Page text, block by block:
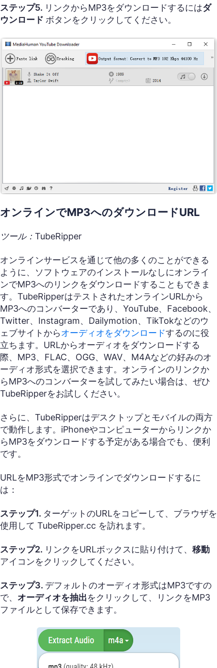
ステップ5. リンクからMP3をダウンロードするにはダ
ウンロード ボタンをクリックしてください。
オンラインでMP3へのダウンロードURL
ツール：TubeRipper
オンラインサービスを通じて他の多くのことができる
ように、ソフトウェアのインストールなしにオンライ
ンでMP3へのリンクをダウンロードすることもできま
す。TubeRipperはテストされたオンラインURLから
MP3へのコンバーターであり、YouTube、Facebook、
Twitter、Instagram、Dailymotion、TikTokなどのウ
ェブサイトからオーディオをダウンロードするのに役
立ちます。URLからオーディオをダウンロードする
際、MP3、FLAC、OGG、WAV、M4Aなどの好みのオ
ーディオ形式を選択できます。オンラインのリンクか
らMP3へのコンバーターを試してみたい場合は、ぜひ
TubeRipperをお試しください。
さらに、TubeRipperはデスクトップとモバイルの両方
で動作します。iPhoneやコンピューターからリンクか
らMP3をダウンロードする予定がある場合でも、便利
です。
URLをMP3形式でオンラインでダウンロードするに
は：
ステップ1. ターゲットのURLをコピーして、ブラウザを
使用して TubeRipper.cc を訪れます。
ステップ2. リンクをURLボックスに貼り付けて、 移動
アイコンをクリックしてください。
ステップ3. デフォルトのオーディオ形式はMP3ですの
で、 オーディオを抽出をクリックして、リンクをMP3
ファイルとして保存できます。